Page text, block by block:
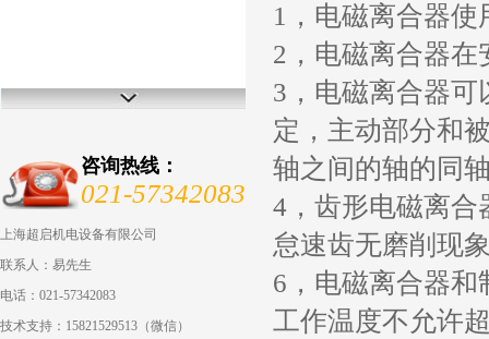
咨询热线：
021-57342083
上海超启机电设备有限公司
联系人：易先生
电话：021-57342083
技术支持：15821529513（微信）
1，电磁离合器
2，电磁离合器
3，电磁离合器
定，主动部分和
轴之间的轴的同
4，齿形电磁离
怠速齿无磨削现
6，电磁离合器
工作温度不允许